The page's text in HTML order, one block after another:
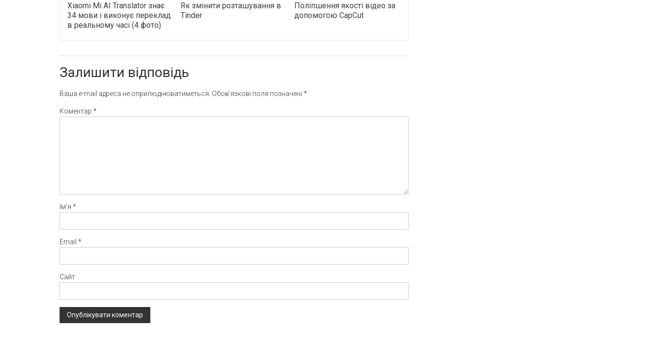
Xiaomi Mi AI Translator знає
34 мови і виконує переклад
в реальному часі (4 фото)
Як змінити розташування в
Tinder
Поліпшення якості відео за
допомогою CapCut
Залишити відповідь
Ваша e-mail адреса не оприлюднюватиметься. Обов’язкові поля позначені *
Коментар *
Ім'я *
Email *
Сайт